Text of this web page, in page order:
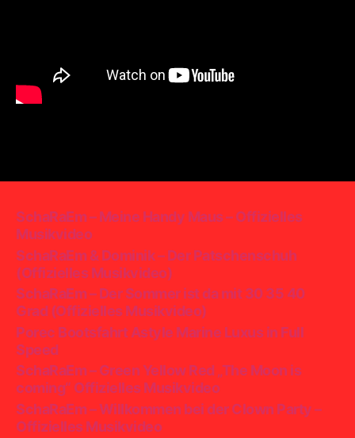
SchaRaEm – Meine Handy Maus – Offizielles
Musikvideo
SchaRaEm & Dominik – Der Patschenschuh
(Offizielles Musikvideo)
SchaRaEm – Der Sommer ist da mit 30 35 40
Grad (Offizielles Musikvideo)
Porec Bootsfahrt Astyle Marine Luxus in Full
Speed
SchaRaEm – Green Yellow Red „The Moon is
coming“ Offizielles Musikvideo
SchaRaEm – Willkommen bei der Clown Party –
Offizielles Musikvideo